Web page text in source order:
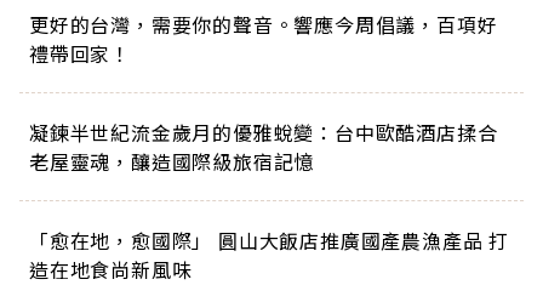
更好的台灣，需要你的聲音。響應今周倡議，百項好
禮帶回家！
凝鍊半世紀流金歲月的優雅蛻變：台中歐酷酒店揉合
老屋靈魂，釀造國際級旅宿記憶
「愈在地，愈國際」 圓山大飯店推廣國產農漁產品 打
造在地食尚新風味